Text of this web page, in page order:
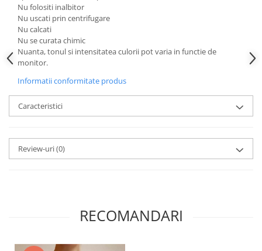
Nu folositi inalbitor
Nu uscati prin centrifugare
Nu calcati
Nu se curata chimic
Nuanta, tonul si intensitatea culorii pot varia in functie de
monitor.
Informatii conformitate produs
Caracteristici
Review-uri(0)
RECOMANDARI